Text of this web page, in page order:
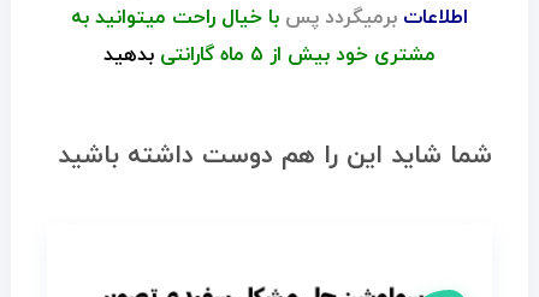
اطلاعات برمیگردد پس با خیال راحت میتوانید به
مشتری خود بیش از ۵ ماه گارانتی
بدهید
شما شاید این را هم دوست داشته باشید